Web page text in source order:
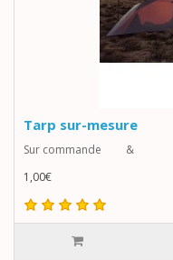
Tarp sur-mesure
Sur commande &
1,00€